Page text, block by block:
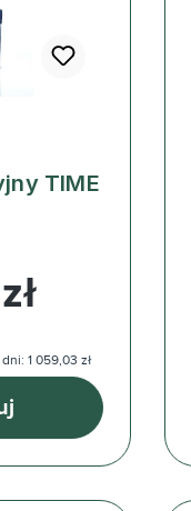
TIME
1 059,03 zł